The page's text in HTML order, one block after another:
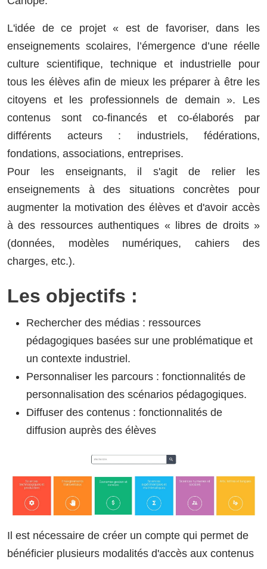
L'idée de ce projet « est de favoriser, dans les
enseignements scolaires, l’émergence d’une réelle
culture scientifique, technique et industrielle pour
tous les élèves afin de mieux les préparer à être les
citoyens et les professionnels de demain ». Les
contenus sont co-financés et co-élaborés par
différents acteurs : industriels, fédérations,
fondations, associations, entreprises.
Pour les enseignants, il s'agit de relier les
enseignements à des situations concrètes pour
augmenter la motivation des élèves et d'avoir accès
à des ressources authentiques « libres de droits »
(données, modèles numériques, cahiers des
charges, etc.).
Les objectifs :
Rechercher des médias : ressources
pédagogiques basées sur une problématique et
un contexte industriel.
Personnaliser les parcours : fonctionnalités de
personnalisation des scénarios pédagogiques.
Diffuser des contenus : fonctionnalités de
diffusion auprès des élèves
Il est nécessaire de créer un compte qui permet de
bénéficier plusieurs modalités d'accès aux contenus